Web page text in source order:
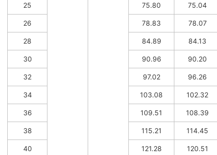
25 75.80 75.04
26 78.83 78.07
28 84.89 84.13
30 90.96 90.20
32 97.02 96.26
34 103.08 102.32
36 109.51 108.39
38 115.21 114.45
40 121.28 120.51